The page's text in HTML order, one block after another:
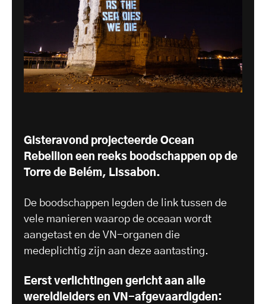
Gisteravond projecteerde Ocean
Rebellion een reeks boodschappen op de
Torre de Belém, Lissabon.
De boodschappen legden de link tussen de
vele manieren waarop de oceaan wordt
aangetast en de VN-organen die
medeplichtig zijn aan deze aantasting.
Eerst verlichtingen gericht aan alle
wereldleiders en VN-afgevaardigden: